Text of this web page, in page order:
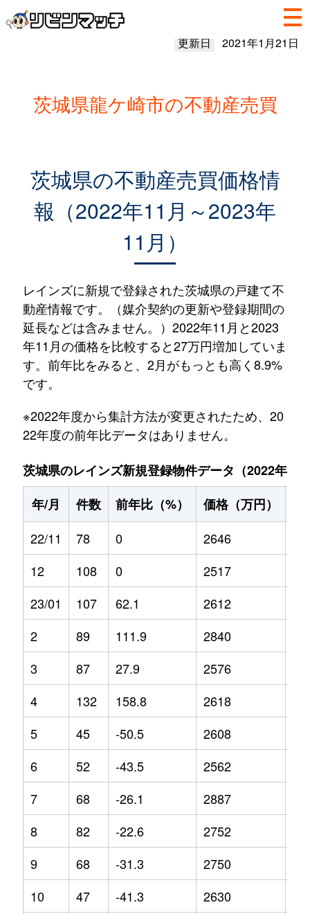
更新日 2021年1月21日
茨城県龍ケ崎市の不動産売買
茨城県の不動産売買価格情
報（2022年11月～2023年
11月）
レインズに新規で登録された茨城県の戸建て不
動産情報です。（媒介契約の更新や登録期間の
延長などは含みません。）2022年11月と2023
年11月の価格を比較すると27万円増加していま
す。前年比をみると、2月がもっとも高く8.9%
です。
※2022年度から集計方法が変更されたため、20
22年度の前年比データはありません。
茨城県のレインズ新規登録物件データ（2022年11
年/月
件数 前年比（%） 価格（万円）
22/11
78 0 2646
12
108 0 2517
23/01
107 62.1 2612
2
89 111.9 2840
3
87 27.9 2576
4
132 158.8 2618
5
45 -50.5 2608
6
52 -43.5 2562
7
68 -26.1 2887
8
82 -22.6 2752
9
68 -31.3 2750
10
47 -41.3 2630